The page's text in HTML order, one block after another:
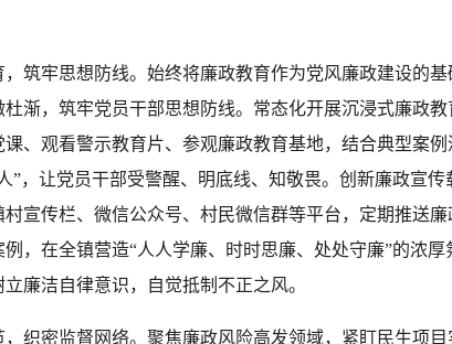
，筑牢思想防线。始终将廉政教育作为党风廉政建设的基
渐，筑牢党员干部思想防线。常态化开展沉浸式廉政教
、观看警示教育片、参观廉政教育基地，结合典型案例
”，让党员干部受警醒、明底线、知敬畏。创新廉政宣传
村宣传栏、微信公众号、村民微信群等平台，定期推送
，在全镇营造“人人学廉、时时思廉、处处守廉”的浓厚
廉洁自律意识，自觉抵制不正之风。
，织密监督网络。聚焦廉政风险高发领域，紧盯民生项